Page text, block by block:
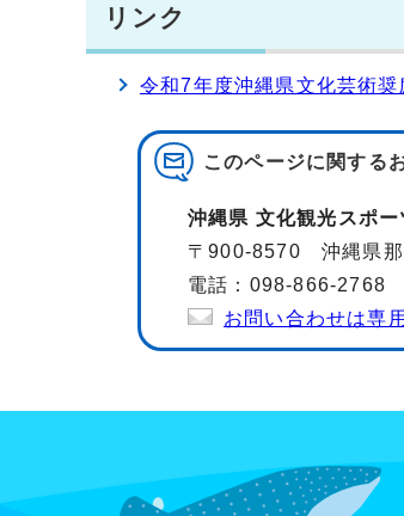
リンク
令和7年度沖縄県文化芸術奨
このページに関する
沖縄県 文化観光スポ
〒900-8570 沖縄県那
電話：098-866-2768
お問い合わせは専